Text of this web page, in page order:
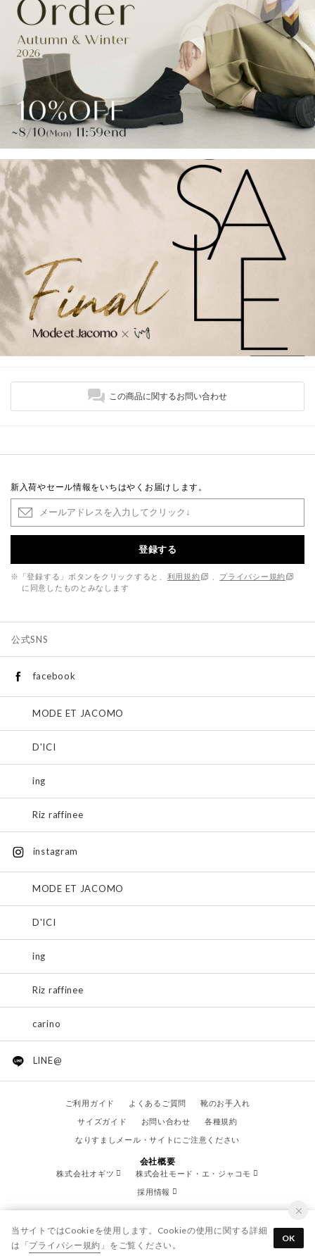
この商品に関するお問い合わせ
新入荷やセール情報をいちはやくお届けします。
登録する
※「登録する」ボタンをクリックすると、 利用規約
プライバシー規約
に同意したものとみなします
公式SNS
facebook
MODE ET JACOMO
D'ICI
ing
Riz raffinee
instagram
MODE ET JACOMO
D'ICI
ing
Riz raffinee
carino
LINE@
ご利用ガイド よくあるご質問
靴のお手入れ
サイズガイド
お問い合わせ
各種規約
なりすましメール・サイトにご注意ください
会社概要
株式会社オギツ
株式会社モード・エ・ジャコモ
採用情報
当サイトではCookieを使用します。Cookieの使用に関する詳細
は「プライバシー規約 」をご覧ください。
OK